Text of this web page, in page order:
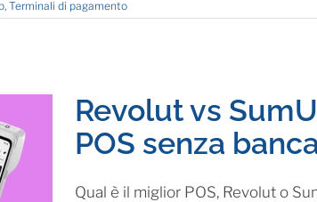
, Terminali di pagamento
Revolut vs
POS senza
Qual è il miglior POS, Revolut o